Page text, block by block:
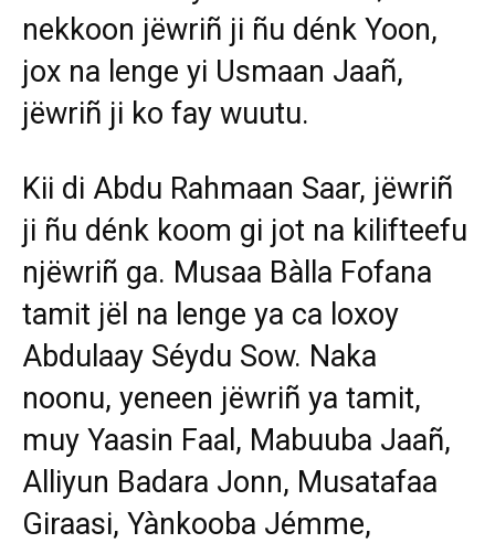
nekkoon jëwriñ ji ñu dénk Yoon,
jox na lenge yi Usmaan Jaañ,
jëwriñ ji ko fay wuutu.
Kii di Abdu Rahmaan Saar, jëwriñ
ji ñu dénk koom gi jot na kilifteefu
njëwriñ ga. Musaa Bàlla Fofana
tamit jël na lenge ya ca loxoy
Abdulaay Séydu Sow. Naka
noonu, yeneen jëwriñ ya tamit,
muy Yaasin Faal, Mabuuba Jaañ,
Alliyun Badara Jonn, Musatafaa
Giraasi, Yànkooba Jémme,